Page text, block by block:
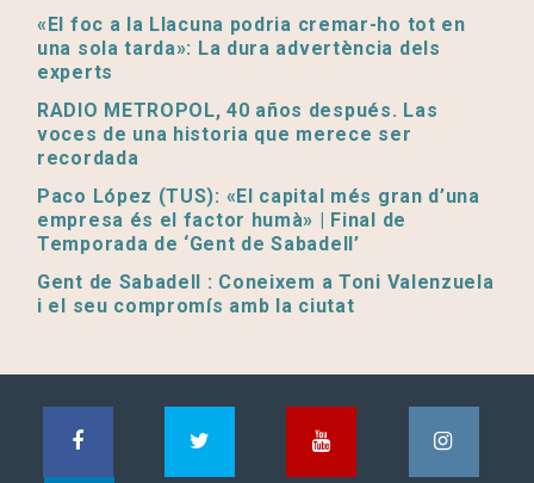
«El foc a la Llacuna podria cremar-ho tot en
una sola tarda»: La dura advertència dels
experts
RADIO METROPOL, 40 años después. Las
voces de una historia que merece ser
recordada
Paco López (TUS): «El capital més gran d’una
empresa és el factor humà» | Final de
Temporada de ‘Gent de Sabadell’
Gent de Sabadell : Coneixem a Toni Valenzuela
i el seu compromís amb la ciutat